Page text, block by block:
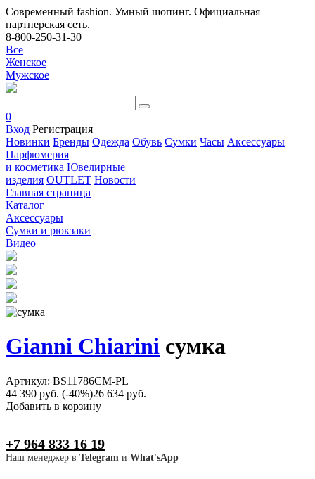
Современный fashion. Умный шопинг. Официальная
партнерская сеть.
8-800-250-31-30
Все
Женское
Мужское
0
Вход Регистрация
Новинки Бренды Одежда Обувь Сумки Часы Аксессуары
Парфюмерия
и косметика Ювелирные
изделия OUTLET Новости
Главная страница
Каталог
Аксессуары
Сумки и рюкзаки
Видео
Gianni Chiarini сумка
Артикул: BS11786CM-PL
44 390 руб. (-40%)26 634 руб.
Добавить в корзину
+7 964 833 16 19
Наш менеджер в Telegram и What'sApp